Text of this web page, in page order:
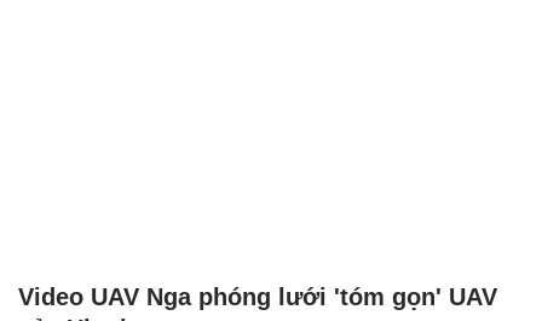
Video UAV Nga phóng lưới 'tóm gọn' UAV